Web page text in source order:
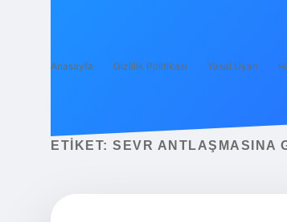
Anasayfa Gizlilik Politikası Yasal Uyarı
ETIKET: SEVR ANTLAŞMASINA